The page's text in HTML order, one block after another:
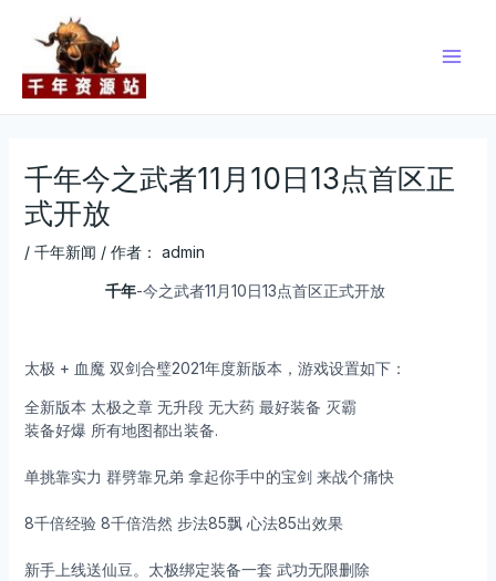
千年今之武者11月10日13点首区正
式开放
/ 千年新闻 / 作者： admin
千年-今之武者11月10日13点首区正式开放
太极 + 血魔 双剑合璧2021年度新版本，游戏设置如下：
全新版本 太极之章 无升段 无大药 最好装备 灭霸
装备好爆 所有地图都出装备.
单挑靠实力 群劈靠兄弟 拿起你手中的宝剑 来战个痛快
8千倍经验 8千倍浩然 步法85飘 心法85出效果
新手上线送仙豆。太极绑定装备一套 武功无限删除
navigation